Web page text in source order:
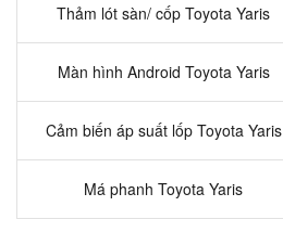
Thảm lót sàn/ cốp Toyota Yaris
Màn hình Android Toyota Yaris
Cảm biến áp suất lốp Toyota Yaris
Má phanh Toyota Yaris